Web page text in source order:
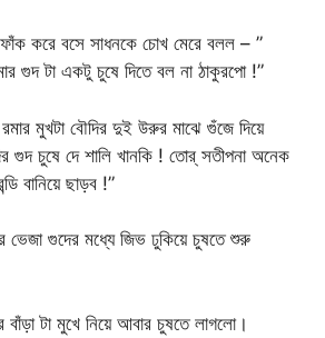
করে বসে সাধনকে চোখ মেরে বলল – ”
গুদ টা একটু চুষে দিতে বল না ঠাকুরপো !”
মুখটা বৌদির দুই উরুর মাঝে গুঁজে দিয়ে
গুদ চুষে দে শালি খানকি ! তোর্ সতীপনা অনেক
বানিয়ে ছাড়ব !”
ভেজা গুদের মধ্যে জিভ ঢুকিয়ে চুষতে শুরু
বাঁড়া টা মুখে নিয়ে আবার চুষতে লাগলো।